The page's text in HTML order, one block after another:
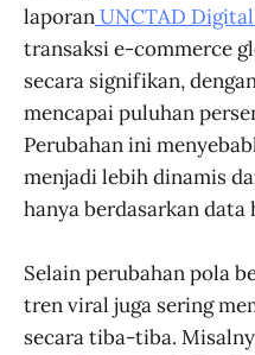
laporanUNCTAD
transaksi e-commerce
secara signifikan,
mencapai puluhan
Perubahan ini
menjadi lebih dinamis
hanya berdasarkan data
Selain perubahan pola
tren viral juga sering
secara tiba-tiba.